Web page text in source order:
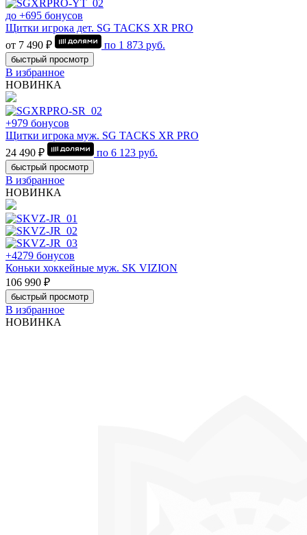
до +695 бонусов
Щитки игрока дет. SG TACKS XR PRO
от 7 490 ₽
по 1 873 руб.
быстрый просмотр
В избранное
НОВИНКА
+979 бонусов
Щитки игрока муж. SG TACKS XR PRO
24 490 ₽
по 6 123 руб.
быстрый просмотр
В избранное
НОВИНКА
+4279 бонусов
Коньки хоккейные муж. SK VIZION
106 990 ₽
быстрый просмотр
В избранное
НОВИНКА